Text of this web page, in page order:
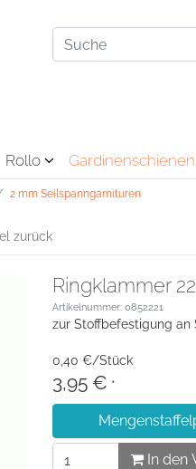
Rollo Gardinenschienen
2 mm Seilspanngarnituren
zurück
Ringklammer
Artikelnummer: 0852221
zur Stoffbefestigung an
0,40 €/Stück
3,95 € *
In den